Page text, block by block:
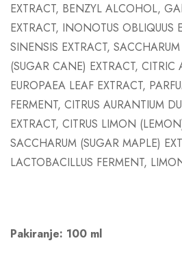
EXTRACT, BENZYL ALCOHOL,
EXTRACT, INONOTUS OBLIQUUS
SINENSIS EXTRACT,
(SUGAR CANE) EXTRACT,
EUROPAEA LEAF EXTRACT,
FERMENT, CITRUS AURANTIUM
EXTRACT, CITRUS LIMON
SACCHARUM (SUGAR MAPLE)
LACTOBACILLUS FERMENT,
Pakiranje: 100 ml